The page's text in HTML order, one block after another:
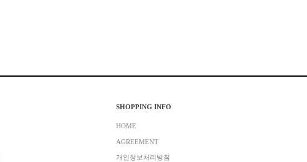
SHOPPING INFO
HOME
AGREEMENT
개인정보처리방침